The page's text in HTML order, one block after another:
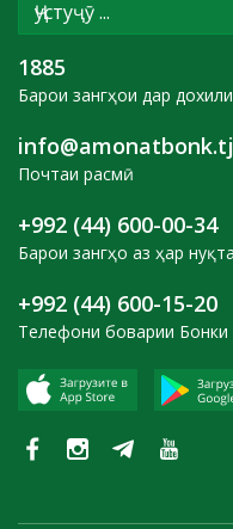
1885
Барои зангҳои дар
info@amonatbonk.tj
Почтаи расмӣ
+992 (44) 600-00-34
Барои зангҳо аз ҳар
+992 (44) 600-15-20
Телефони боварии